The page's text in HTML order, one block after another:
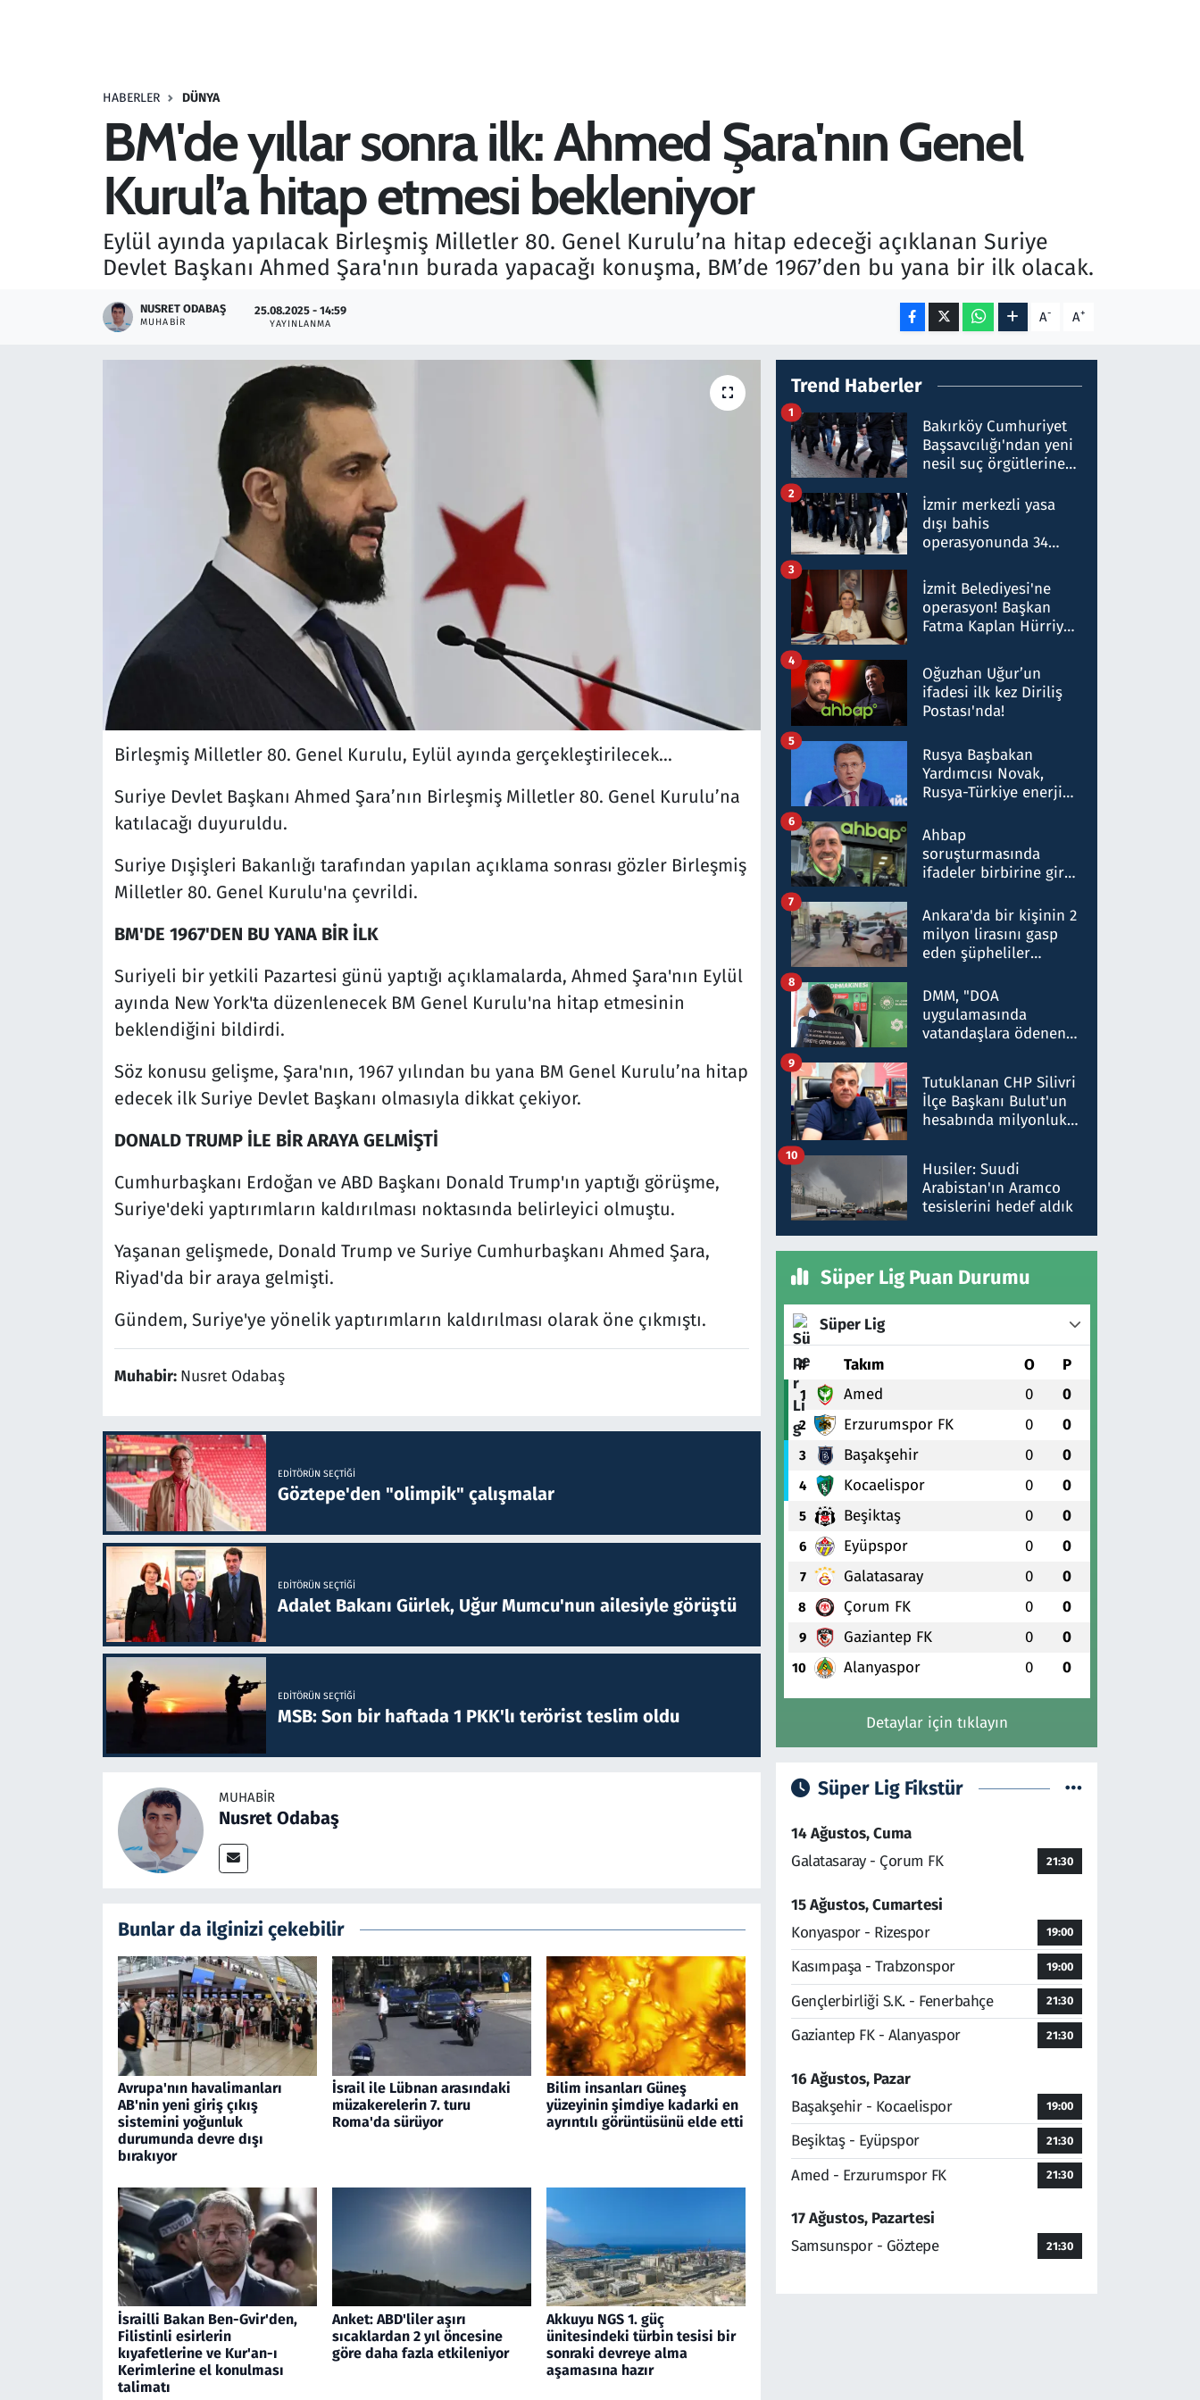
HABERLER DÜNYA
BM'de yıllar sonra ilk: Ahmed Şara'nın Genel
Kurul’a hitap etmesi bekleniyor
Eylül ayında yapılacak Birleşmiş Milletler 80. Genel Kurulu’na hitap edeceği açıklanan Suriye
Devlet Başkanı Ahmed Şara'nın burada yapacağı konuşma, BM’de 1967’den bu yana bir ilk olacak.
NUSRET ODABAŞ
MUHABIR
25.08.2025 - 14:59
YAYINLANMA A- A+
Birleşmiş Milletler 80. Genel Kurulu, Eylül ayında gerçekleştirilecek...
Suriye Devlet Başkanı Ahmed Şara’nın Birleşmiş Milletler 80. Genel Kurulu’na
katılacağı duyuruldu.
Suriye Dışişleri Bakanlığı tarafından yapılan açıklama sonrası gözler Birleşmiş
Milletler 80. Genel Kurulu'na çevrildi.
BM'DE 1967'DEN BU YANA BİR İLK
Suriyeli bir yetkili Pazartesi günü yaptığı açıklamalarda, Ahmed Şara'nın Eylül
ayında New York'ta düzenlenecek BM Genel Kurulu'na hitap etmesinin
beklendiğini bildirdi.
Söz konusu gelişme, Şara'nın, 1967 yılından bu yana BM Genel Kurulu’na hitap
edecek ilk Suriye Devlet Başkanı olmasıyla dikkat çekiyor.
DONALD TRUMP İLE BİR ARAYA GELMİŞTİ
Cumhurbaşkanı Erdoğan ve ABD Başkanı Donald Trump'ın yaptığı görüşme,
Suriye'deki yaptırımların kaldırılması noktasında belirleyici olmuştu.
Yaşanan gelişmede, Donald Trump ve Suriye Cumhurbaşkanı Ahmed Şara,
Riyad'da bir araya gelmişti.
Gündem, Suriye'ye yönelik yaptırımların kaldırılması olarak öne çıkmıştı.
Muhabir: Nusret Odabaş
EDITÖRÜN SEÇTIĞI
Göztepe'den "olimpik" çalışmalar
EDITÖRÜN SEÇTIĞI
Adalet Bakanı Gürlek, Uğur Mumcu'nun ailesiyle görüştü
EDITÖRÜN SEÇTIĞI
MSB: Son bir haftada 1 PKK'lı terörist teslim oldu
MUHABIR
Nusret Odabaş
Bunlar da ilginizi çekebilir
Avrupa'nın havalimanları
AB'nin yeni giriş çıkış
sistemini yoğunluk
durumunda devre dışı
bırakıyor
İsrail ile Lübnan arasındaki
müzakerelerin 7. turu
Roma'da sürüyor
Bilim insanları Güneş
yüzeyinin şimdiye kadarki en
ayrıntılı görüntüsünü elde etti
İsrailli Bakan Ben-Gvir'den,
Filistinli esirlerin
kıyafetlerine ve Kur'an-ı
Kerimlerine el konulması
talimatı
Anket: ABD'liler aşırı
sıcaklardan 2 yıl öncesine
göre daha fazla etkileniyor
Akkuyu NGS 1. güç
ünitesindeki türbin tesisi bir
sonraki devreye alma
aşamasına hazır
Trend Haberler
Bakırköy Cumhuriyet
Başsavcılığı'ndan yeni
nesil suç örgütlerine
hakkında gözaltı kararı
1
İzmir merkezli yasa
dışı bahis
operasyonunda 34
Milyar liralık para
trafiği tespit edildi
2
İzmit Belediyesi'ne
operasyon! Başkan
Fatma Kaplan Hürriyet
3
Oğuzhan Uğur’un
ifadesi ilk kez Diriliş
Postası'nda!
4
Rusya Başbakan
Yardımcısı Novak,
Rusya-Türkiye enerji
nitelikte olduğunu
belirtti
5
Ahbap
soruşturmasında
ifadeler birbirine girdi:
ifadelerinden ortaya
çıkan tablo şok etti
6
Ankara'da bir kişinin 2
milyon lirasını gasp
eden şüpheliler
7
DMM, "DOA
uygulamasında
vatandaşlara ödenen
düşürüldüğü" iddiasını
yalanladı
8
Tutuklanan CHP Silivri
İlçe Başkanı Bulut'un
hesabında milyonluk
talimat verdi, ben
gönderdim
9
Husiler: Suudi
Arabistan'ın Aramco
tesislerini hedef aldık
10
Süper Lig Puan Durumu
Süper Lig
# Takım O P
1 Amed 0 0
2 Erzurumspor FK 0 0
3 Başakşehir 0 0
4 Kocaelispor 0 0
5 Beşiktaş 0 0
6 Eyüpspor 0 0
7 Galatasaray 0 0
8 Çorum FK 0 0
9 Gaziantep FK 0 0
10 Alanyaspor 0 0
Detaylar için tıklayın
Süper Lig Fikstür
14 Ağustos, Cuma
Galatasaray - Çorum FK
21:30
15 Ağustos, Cumartesi
Konyaspor - Rizespor
19:00
Kasımpaşa - Trabzonspor 19:00
Gençlerbirliği S.K. - Fenerbahçe 21:30
Gaziantep FK - Alanyaspor 21:30
16 Ağustos, Pazar
Başakşehir - Kocaelispor
19:00
Beşiktaş - Eyüpspor 21:30
Amed - Erzurumspor FK 21:30
17 Ağustos, Pazartesi
Samsunspor - Göztepe
21:30
Savunma Sanayi
Teknoloji ve Bilim
Televizyon